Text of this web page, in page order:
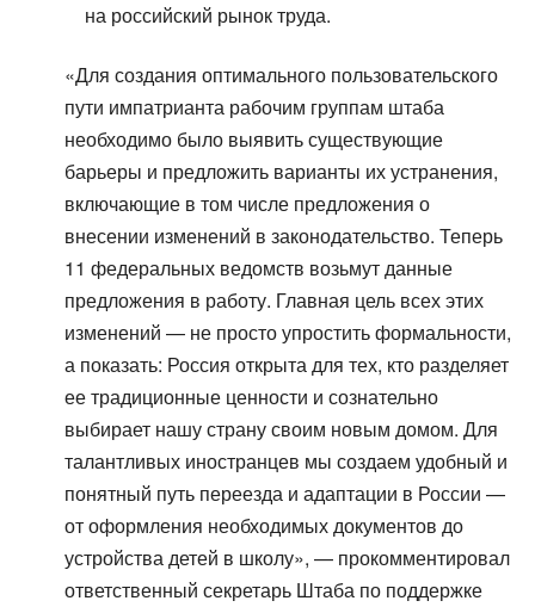
на российский рынок труда.
«Для создания оптимального пользовательского
пути импатрианта рабочим группам штаба
необходимо было выявить существующие
барьеры и предложить варианты их устранения,
включающие в том числе предложения о
внесении изменений в законодательство. Теперь
11 федеральных ведомств возьмут данные
предложения в работу. Главная цель всех этих
изменений — не просто упростить формальности,
а показать: Россия открыта для тех, кто разделяет
ее традиционные ценности и сознательно
выбирает нашу страну своим новым домом. Для
талантливых иностранцев мы создаем удобный и
понятный путь переезда и адаптации в России —
от оформления необходимых документов до
устройства детей в школу», — прокомментировал
ответственный секретарь Штаба по поддержке